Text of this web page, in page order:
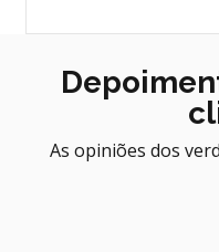
As opiniões dos